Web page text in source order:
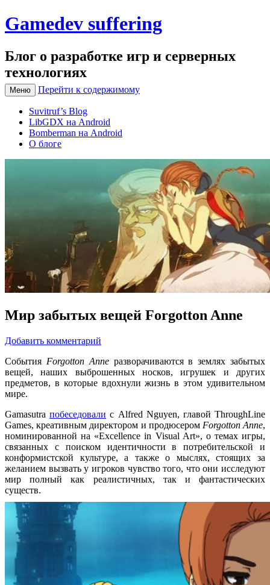
Gamedev suffering
Блог о разработке игр и серверных
технологиях
Меню Перейти к содержимому
Suvitruf’s Blog
LibGDX на Android
Bomberman на Android
О блоге
Мир забытых вещей Forgotton Anne
Добавить комментарий
События Forgotton Anneразворачиваются в землях забытых
вещей, наших выброшенных носков, игрушек и других
предметов, в которые вдохнули жизнь в этом удивительном
мире.
Gamasutraпобеседовали с Alfred Nguyen, главой ThroughLine
Games, креативным директором и продюсером Forgotton Anne,
номинированной на «Excellence in Visual Art», о темах игры,
связанных с поиском идентичности в потребительской и
конформистской культуре, а также о мыслях, стоящих за
желанием вызвать у игроков чувство того, что они исследуют
мир полный как реалистичных, так и фантастических
существ.